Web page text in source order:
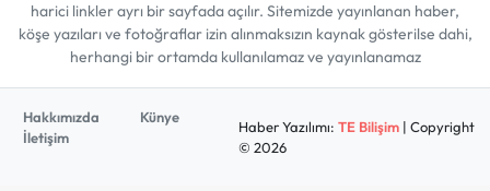
harici linkler ayrı bir sayfada açılır. Sitemizde yayınlanan haber,
köşe yazıları ve fotoğraflar izin alınmaksızın kaynak gösterilse dahi,
herhangi bir ortamda kullanılamaz ve yayınlanamaz
Hakkımızda
Künye
İletişim
Haber Yazılımı: TE Bilişim| Copyright
© 2026